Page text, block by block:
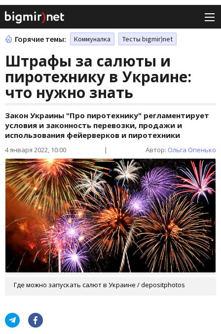
Горячие темы: Коммуналка Тесты bigmir)net
Штрафы за салюты и
пиротехнику в Украине:
что нужно знать
Закон Украины "Про пиротехнику" регламентирует
условия и законность перевозки, продажи и
использования фейерверков и пиротехники
4 января 2022, 10:00 | Автор: Ольга Опенько
Где можно запускать салют в Украине / depositphotos